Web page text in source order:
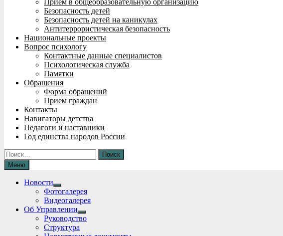
Прием в общеобразовательную организацию
Безопасность детей
Безопасность детей на каникулах
Антитеррористическая безопасность
Национальные проекты
Вопрос психологу
Контактные данные специалистов
Психологическая служба
Памятки
Обращения
Форма обращений
Прием граждан
Контакты
Навигаторы детства
Педагоги и наставники
Год единства народов России
Найти:
Меню
Новости
Show
sub
menu
Фотогалерея
Видеогалерея
Об Управлении
Show
sub
Руководство
Структура